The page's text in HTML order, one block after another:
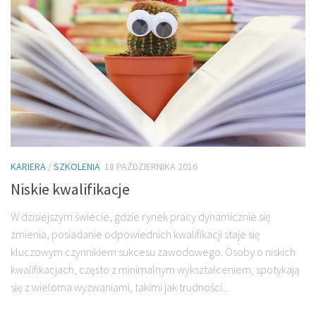
KARIERA /SZKOLENIA 18 PAŹDZIERNIKA 2016
Niskie kwalifikacje
W dzisiejszym świecie, gdzie rynek pracy dynamicznie się
zmienia, posiadanie odpowiednich kwalifikacji staje się
kluczowym czynnikiem sukcesu zawodowego. Osoby o niskich
kwalifikacjach, często z minimalnym wykształceniem, spotykają
się z wieloma wyzwaniami, takimi jak trudności...